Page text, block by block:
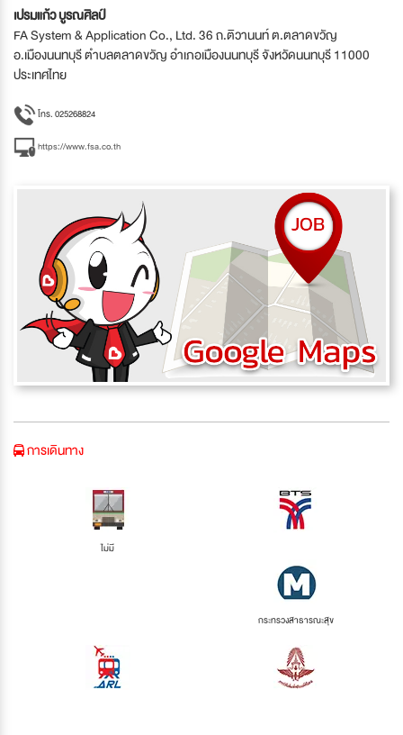
เปรมแก้ว บูรณศิลป์
FA System & Application Co., Ltd. 36 ถ.ติวานนท์ ต.ตลาดขวัญ
อ.เมืองนนทบุรี ตำบลตลาดขวัญ อำเภอเมืองนนทบุรี จังหวัดนนทบุรี 11000
ประเทศไทย
โทร. 025268824
https://www.fsa.co.th
การเดินทาง
ไม่มี
กระทรวงสาธารณะสุข